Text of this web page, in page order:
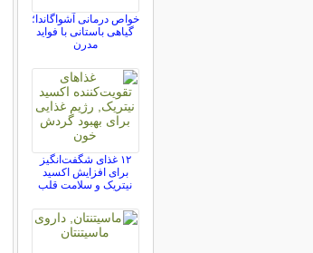
خواص درمانی آشواگاندا؛
گیاهی باستانی با فواید
مدرن
۱۲ غذای شگفت‌انگیز
برای افزایش اکسید
نیتریک و سلامت قلب